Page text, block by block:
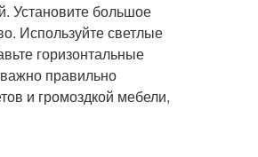
Установите большое
Используйте светлые
горизонтальные
правильно
и громоздкой мебели,